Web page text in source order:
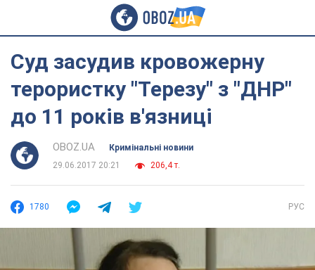
Суд засудив кровожерну
терористку "Терезу" з "ДНР"
до 11 років в'язниці
OBOZ.UA
Кримінальні новини
29.06.2017 20:21
206,4 т.
1780 РУС